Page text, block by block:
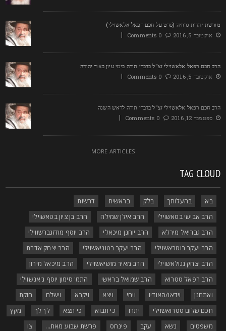
יהדות גרוזיה (סרט על חכם רפאל אלאשוילי)
אוקטובר 5, 2016
0 Comments
חכם רפאל אלאשוילי זצ"ל בדברי תורה בימי עיון באור יהודה
אוקטובר 5, 2016
0 Comments
חכם רפאל אלאשוילי זצ"ל בדברי תורה לראש השנה
ספטמבר 12, 2016
0 Comments
MORE ARTICLES
TAG
בא בהעלותך בלק בראשית
דרשות
הרב אבישי בטאשוילי
הרב אילן שמילה
הרב בן ציון בטאשוילי
הרב גבריאל מירלא
הרב יוחנן מיכאלי
הרב יוסף מודזגברשווילי
הרב יעקב בוטראשוילי
הרב יעקב בטוניאשוילי
הרב יצחק אדרת
הרב יצחק גגולאשוילי
הרב מאיר מושיאשוילי
הרב מיכאל מירון
הרב רפאל טטרוא
הרב שמואל בראשי
התמ' סימון יוסף ג'אנשוילי
ואתחנן
וידאו/האודיו ויחי ויצא ויקרא וישלח
חוקת
חכם שלום טטרואשוילי
יתרו כי תבוא כי תצא לך לך
מקץ
משפטים
נשא עקב פינחס פרשת שבוע מאת...